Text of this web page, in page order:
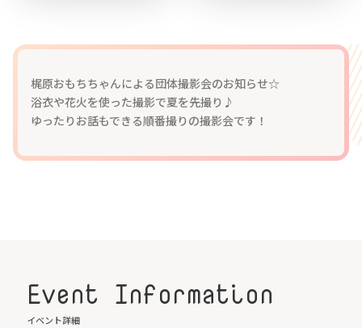
梶原おもちちゃんによる団体撮影会のお知らせ☆
浴衣や花火を使った撮影で夏を先撮り♪
ゆったりお話もできる順番撮りの撮影会です！
Event Information
イベント詳細